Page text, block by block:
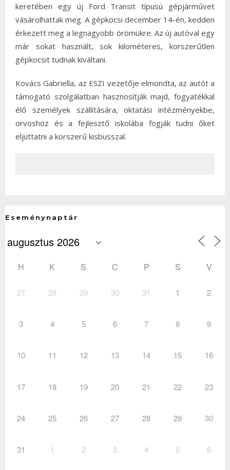
keretében egy új Ford Transit típusú gépjárművet
vásárolhattak meg. A gépkocsi december 14-én, kedden
érkezett meg a legnagyobb örömükre. Az új autóval egy
már sokat használt, sok kilométeres, korszerűtlen
gépkocsit tudnak kiváltani.
Kovács Gabriella, az ESZI vezetője elmondta, az autót a
támogató szolgálatban hasznosítják majd, fogyatékkal
élő személyek szállítására, oktatási intézményekbe,
orvoshoz és a fejlesztő iskolába fogják tudni őket
eljuttatni a korszerű kisbusszal.
Eseménynaptár
H K S C P S V
27 28 29 30 31 1 2
3 4 5 6 7 8 9
10 11 12 13 14 15 16
17 18 19 20 21 22 23
24 25 26 27 28 29 30
31 1 2 3 4 5 6